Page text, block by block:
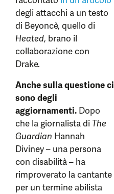
degli attacchi a un testo
di Beyoncè, quello di
Heated, brano il
collaborazione con
Drake.
Anche sulla questione ci
sono degli
aggiornamenti. Dopo
che la giornalista di The
Guardian Hannah
Diviney – una persona
con disabilità – ha
rimproverato la cantante
per un termine abilista